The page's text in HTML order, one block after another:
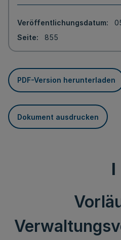
Veröffentlichungsdatum
Seite
855
PDF-Version herunterladen
Dokument ausdrucken
I